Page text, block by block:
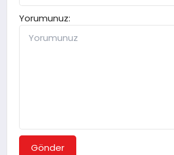
Yorumunuz:
Gönder